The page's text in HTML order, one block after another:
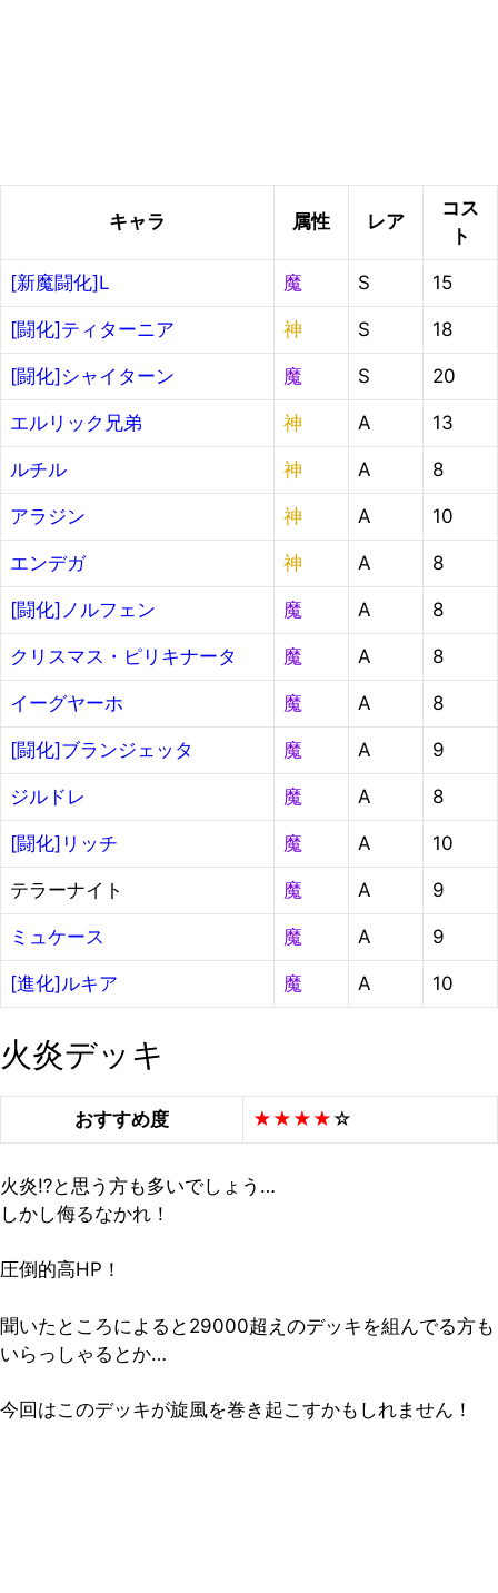
キャラ 属性 レア
コス
ト
[新魔闘化]L 魔 S 15
[闘化]ティターニア 神 S 18
[闘化]シャイターン 魔 S 20
エルリック兄弟 神 A 13
ルチル 神 A 8
アラジン 神 A 10
エンデガ 神 A 8
[闘化]ノルフェン 魔 A 8
クリスマス・ピリキナータ 魔 A 8
イーグヤーホ 魔 A 8
[闘化]ブランジェッタ 魔 A 9
ジルドレ 魔 A 8
[闘化]リッチ 魔 A 10
テラーナイト 魔 A 9
ミュケース 魔 A 9
[進化]ルキア 魔 A 10
火炎デッキ
おすすめ度 ★★★★ ☆
火炎⁉と思う方も多いでしょう…
しかし侮るなかれ！
圧倒的高HP！
聞いたところによると29000超えのデッキを組んでる方も
いらっしゃるとか…
今回はこのデッキが旋風を巻き起こすかもしれません！